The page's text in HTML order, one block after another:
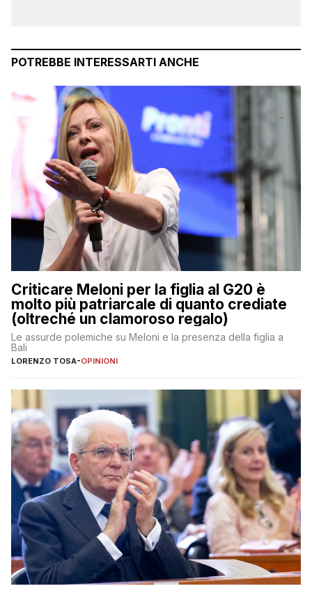
POTREBBE INTERESSARTI ANCHE
Criticare Meloni per la figlia al G20 è
molto più patriarcale di quanto crediate
(oltreché un clamoroso regalo)
Le assurde polemiche su Meloni e la presenza della figlia a
Bali
LORENZO TOSA-OPINIONI